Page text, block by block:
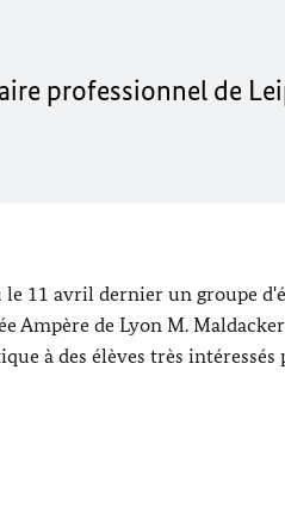
professionnel de
11 avril dernier un groupe
Ampère de Lyon M.
à des élèves très intéressés